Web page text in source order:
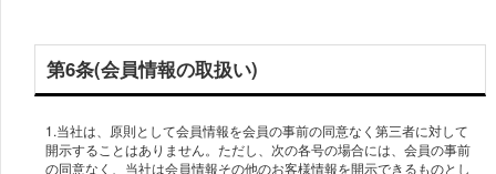
第6条(会員情報の取扱い)
1.当社は、原則として会員情報を会員の事前の同意なく第三者に対して
開示することはありません。ただし、次の各号の場合には、会員の事前
の同意なく、当社は会員情報その他のお客様情報を開示できるものとし